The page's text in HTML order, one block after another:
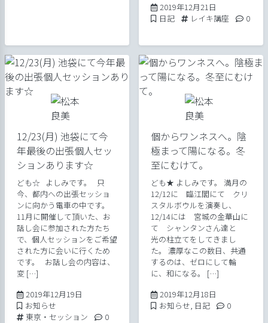
2019年12月21日
Posted in
日記 Tags:
レイキ講座 0
12/23(月) 池袋にて今
年最後の出張個人セッ
ションあります☆
ども☆ よしみです。 只
今、都内への出張セッショ
ンに向かう電車の中です。
11月に開催して頂いた、お
話し会に参加された方たち
で、個人セッションをご希望
された方に会いに行くため
です。 お話し会の内容は、
変 […]
2019年12月19日
Posted in
お知らせ
Tags:
東京・セッション Comments:
0
個からワンネスへ。陰
極まって陽になる。冬
至にむけて。
ども★ よしみです。 満月の
12/12に 臨江閣にて クリ
スタルボウルを演奏し、
12/14には 宮城の金華山に
て シャンタンさん達と
光の柱立てをしてきまし
た。 濃厚なこの数日、共通
するのは、ゼロにして輪
に、和になる。 […]
2019年12月18日
Posted in
お知らせ 日記 Comments:
0